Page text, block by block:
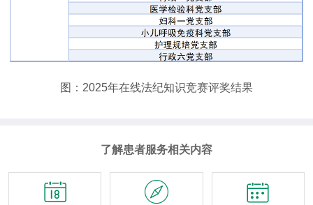
图：2025年在线法纪知识竞赛评奖结果
了解患者服务相关内容
  